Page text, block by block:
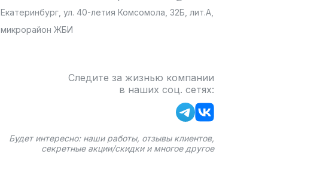
Екатеринбург, ул. 40-летия Комсомола, 32Б, лит.А,
микрорайон ЖБИ
Следите за жизнью компании
в наших соц. сетях:
Будет интересно: наши работы, отзывы клиентов,
секретные акции/скидки и многое другое